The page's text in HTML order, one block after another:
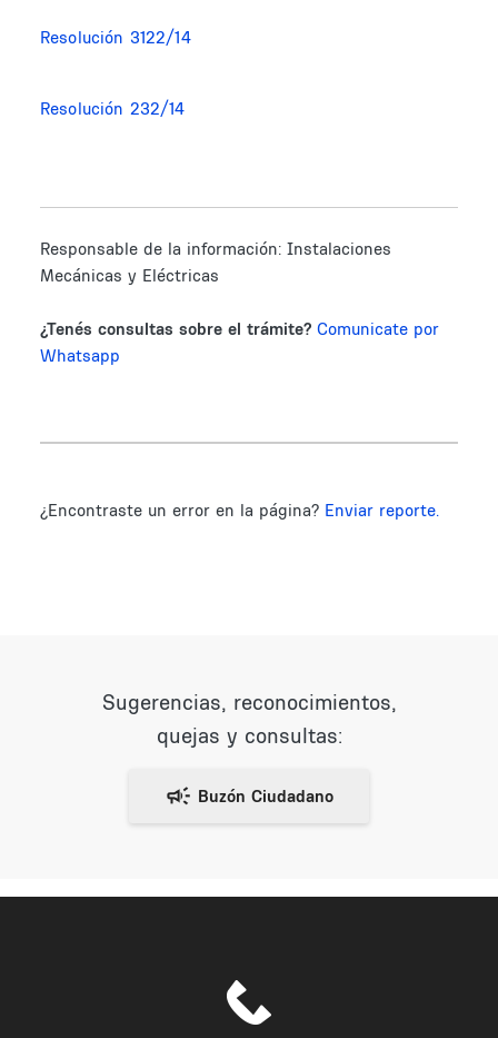
Resolución 3122/14
Resolución 232/14
Responsable de la información: Instalaciones
Mecánicas y Eléctricas
¿Tenés consultas sobre el trámite? Comunicate por
Whatsapp
¿Encontraste un error en la página? Enviar reporte.
Sugerencias, reconocimientos,
quejas y consultas: